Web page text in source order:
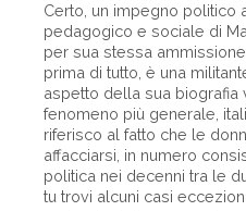
Certo, un impegno politico
pedagogico e sociale di
per sua stessa
prima di tutto, è una
aspetto della sua biografia
fenomeno più generale,
riferisco al fatto che le
affacciarsi, in numero
politica nei decenni tra le
tu trovi alcuni casi